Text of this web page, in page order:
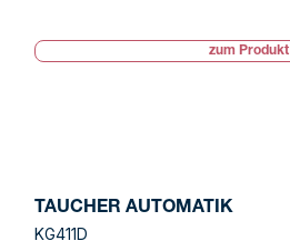
zum Produkt
TAUCHER AUTOMATIK
KG411D